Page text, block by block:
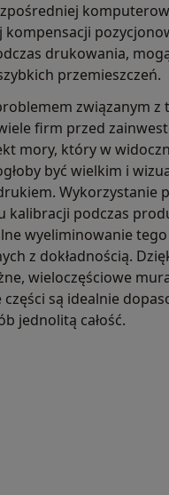
kompensacji
drukowania,
przemieszczeń.
związanym z
firm przed
mory, który w
być wielkim i
Wykorzystanie
kalibracji podczas
wyeliminowanie
z dokładnością.
wieloczęściowe
są idealnie
jednolitą całość.